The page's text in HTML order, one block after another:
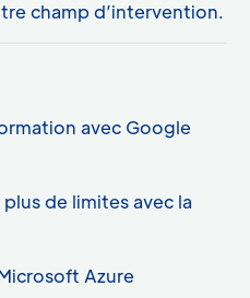
champ d’intervention.
avec Google
de limites avec la
Azure